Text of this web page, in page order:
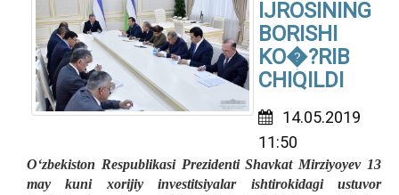
IJROSINING
BORISHI
KO�?RIB
CHIQILDI
14.05.2019
11:50
O‘zbekiston Respublikasi Prezidenti Shavkat Mirziyoyev 13
may kuni xorijiy investitsiyalar ishtirokidagi ustuvor